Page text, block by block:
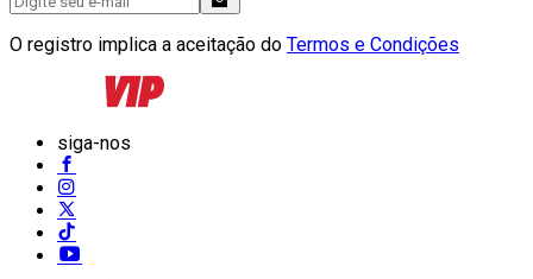
O registro implica a aceitação do Termos e Condições
siga-nos